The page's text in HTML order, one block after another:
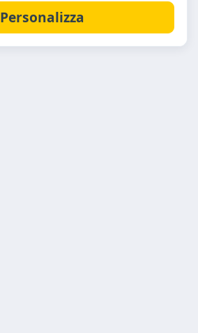
Personalizza